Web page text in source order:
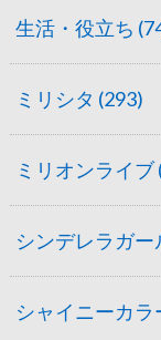
生活・役立ち
ミリシタ (293)
ミリオンライブ
シンデレラガー
シャイニーカラ